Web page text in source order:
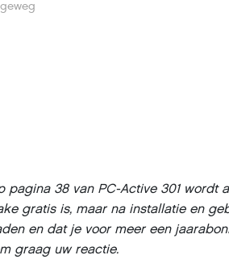
pagina 38 van PC-Active 301 wordt
gratis is, maar na installatie en
en dat je voor meer een
graag uw reactie.